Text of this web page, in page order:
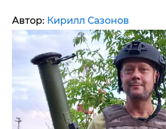
Автор: Кирилл Сазонов